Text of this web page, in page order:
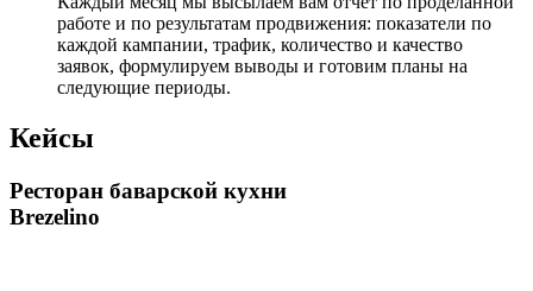
работе и по результатам продвижения: показатели по
каждой кампании, трафик, количество и качество
заявок, формулируем выводы и готовим планы на
следующие периоды.
Кейсы
Ресторан баварской кухни
Brezelino